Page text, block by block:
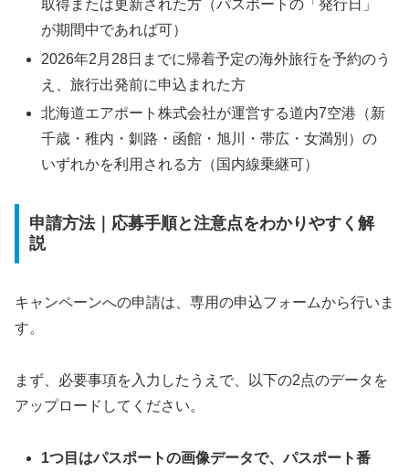
取得または更新された方（パスポートの「発行日」
が期間中であれば可）
2026年2月28日までに帰着予定の海外旅行を予約のう
え、旅行出発前に申込まれた方
北海道エアポート株式会社が運営する道内7空港（新
千歳・稚内・釧路・函館・旭川・帯広・女満別）の
いずれかを利用される方（国内線乗継可）
申請方法｜応募手順と注意点をわかりやすく解
説
キャンペーンへの申請は、専用の申込フォームから行いま
す。
まず、必要事項を入力したうえで、以下の2点のデータを
アップロードしてください。
1つ目はパスポートの画像データで、パスポート番